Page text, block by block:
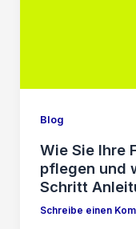
Blog
Wie Sie Ihre
pflegen und
Schritt
Schreibe einen